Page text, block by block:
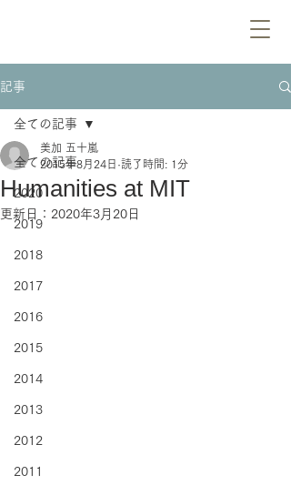
記事
全ての記事
2020
2019
2018
2017
2016
2015
2014
2013
2012
2011
全ての記事
Humanities at MIT
美加 五十嵐
2015年8月24日 読了時間: 1分
更新日： 2020年3月20日